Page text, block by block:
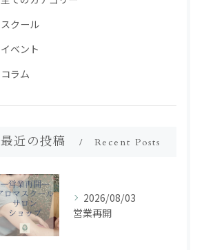
スクール
イベント
コラム
最近の投稿 Recent Posts
2026/08/03
営業再開